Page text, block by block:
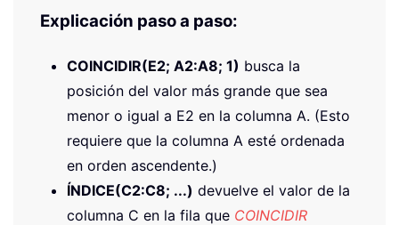
Explicación paso a paso:
COINCIDIR(E2; A2:A8; 1) busca la
posición del valor más grande que sea
menor o igual a E2 en la columna A. (Esto
requiere que la columna A esté ordenada
en orden ascendente.)
ÍNDICE(C2:C8; ...) devuelve el valor de la
columna C en la fila que COINCIDIR